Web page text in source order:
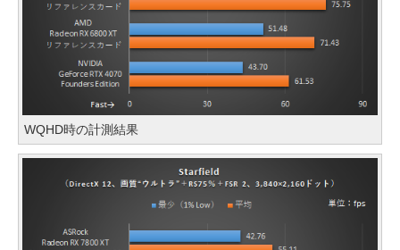
WQHD時の計測結果